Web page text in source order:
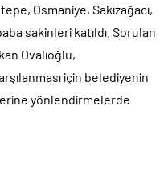
Osmaniye, Sakızağacı,
sakinleri katıldı. Sorulan
Ovalıoğlu,
için belediyenin
yönlendirmelerde